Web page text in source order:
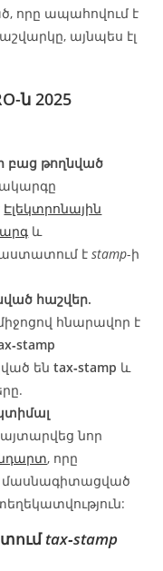
որը ապահովում է
այնպես էլ
ն 2025
բաց թողնված
Էլեկտրոնային
և
էstamp-ի
հաշվեր.
հնարավոր է
ենtax‑stamp և
նոր
, որը
մասնագիտացված
tax‑stamp